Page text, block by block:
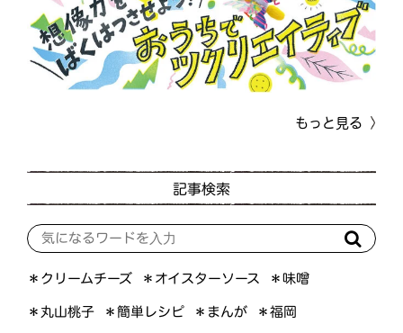
もっと見る
記事検索
＊クリームチーズ ＊オイスターソース ＊味噌
＊丸山桃子 ＊簡単レシピ ＊まんが ＊福岡